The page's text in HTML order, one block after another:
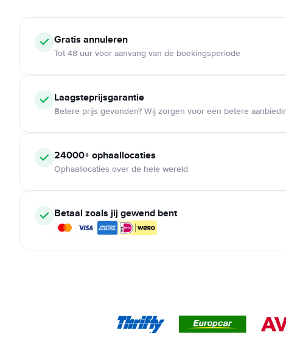
Gratis annuleren
Tot 48 uur voor aanvang van de boekingsperiode
Laagsteprijsgarantie
Betere prijs gevonden? Wij zorgen voor een betere
24000+ ophaallocaties
Ophaallocaties over de hele wereld
Betaal zoals jij gewend bent